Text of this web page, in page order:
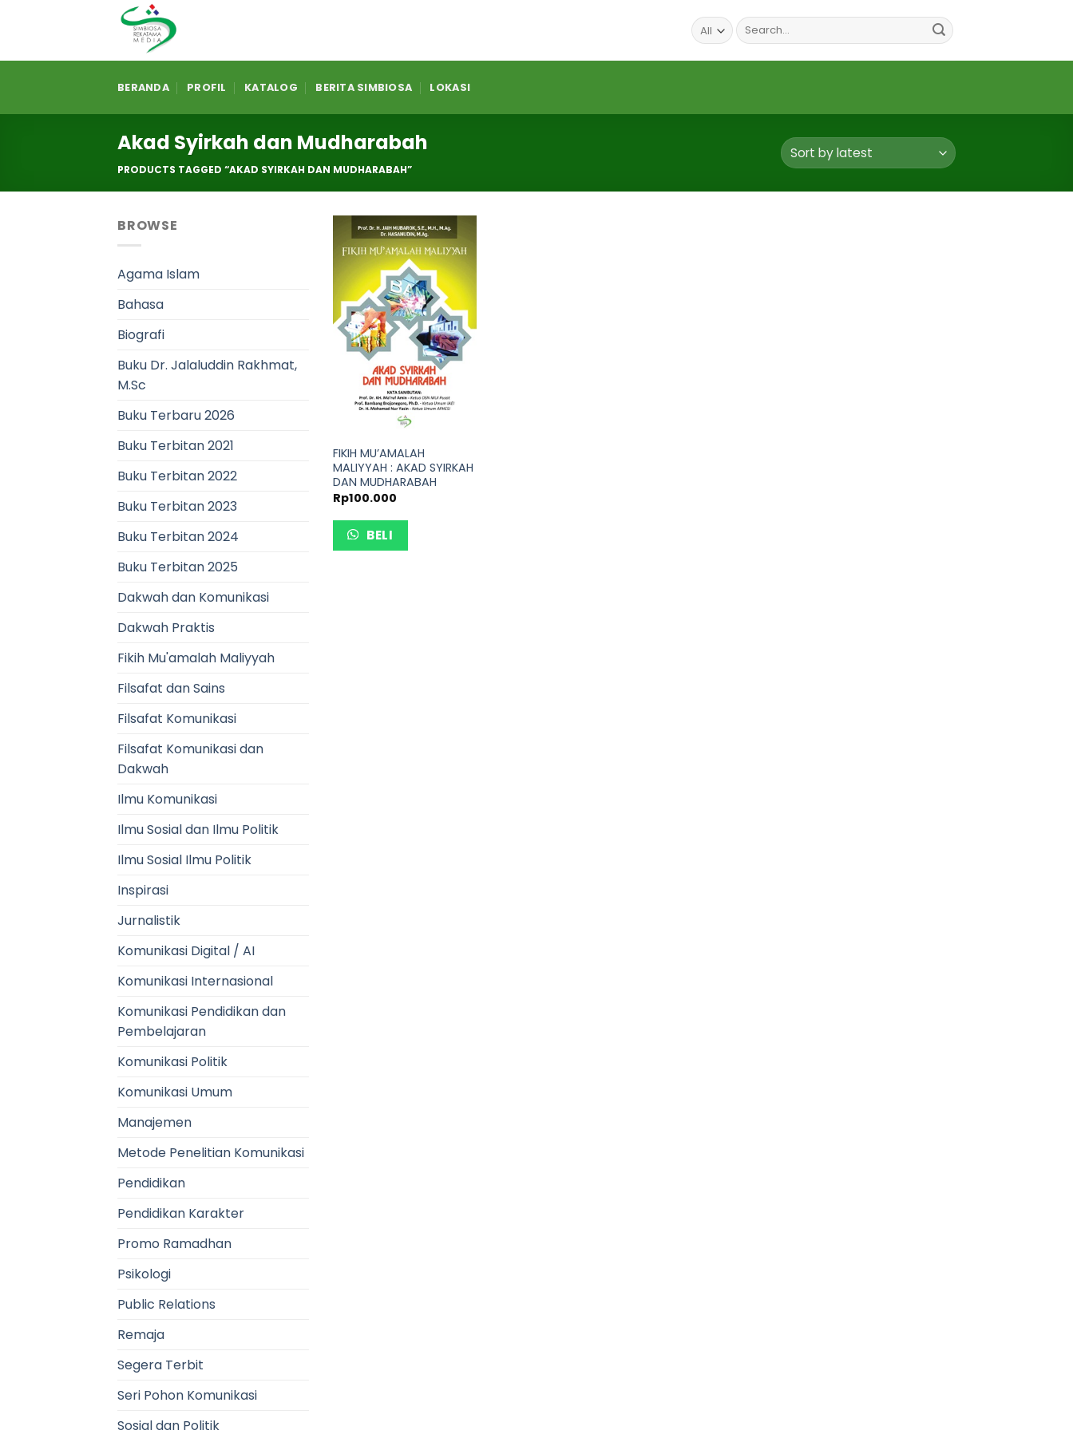
Search
for:
BERANDA PROFIL KATALOG BERITA SIMBIOSA LOKASI
Akad Syirkah dan Mudharabah
PRODUCTS TAGGED “AKAD SYIRKAH DAN MUDHARABAH”
BROWSE
Agama Islam
Bahasa
Biografi
Buku Dr. Jalaluddin Rakhmat,
M.Sc
Buku Terbaru 2026
Buku Terbitan 2021
Buku Terbitan 2022
Buku Terbitan 2023
Buku Terbitan 2024
Buku Terbitan 2025
Dakwah dan Komunikasi
Dakwah Praktis
Fikih Mu'amalah Maliyyah
Filsafat dan Sains
Filsafat Komunikasi
Filsafat Komunikasi dan
Dakwah
Ilmu Komunikasi
Ilmu Sosial dan Ilmu Politik
Ilmu Sosial Ilmu Politik
Inspirasi
Jurnalistik
Komunikasi Digital / AI
Komunikasi Internasional
Komunikasi Pendidikan dan
Pembelajaran
Komunikasi Politik
Komunikasi Umum
Manajemen
Metode Penelitian Komunikasi
Pendidikan
Pendidikan Karakter
Promo Ramadhan
Psikologi
Public Relations
Remaja
Segera Terbit
Seri Pohon Komunikasi
Sosial dan Politik
FIKIH MU’AMALAH
MALIYYAH : AKAD SYIRKAH
DAN MUDHARABAH
Rp100.000
BELI